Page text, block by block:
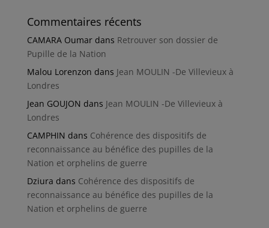
Commentaires récents
CAMARA Oumardans Retrouver son dossier de
Pupille de la Nation
Malou Lorenzon dans Jean MOULIN -De Villevieux à
Londres
Jean GOUJON dans Jean MOULIN -De Villevieux à
Londres
CAMPHIN dans Cohérence des dispositifs de
reconnaissance au bénéfice des pupilles de la
Nation et orphelins de guerre
Dziura dans Cohérence des dispositifs de
reconnaissance au bénéfice des pupilles de la
Nation et orphelins de guerre